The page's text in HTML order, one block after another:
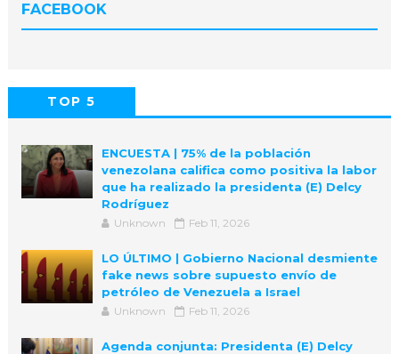
FACEBOOK
TOP 5
ENCUESTA | 75% de la población
venezolana califica como positiva la labor
que ha realizado la presidenta (E) Delcy
Rodríguez
Unknown Feb 11, 2026
LO ÚLTIMO | Gobierno Nacional desmiente
fake news sobre supuesto envío de
petróleo de Venezuela a Israel
Unknown Feb 11, 2026
Agenda conjunta: Presidenta (E) Delcy